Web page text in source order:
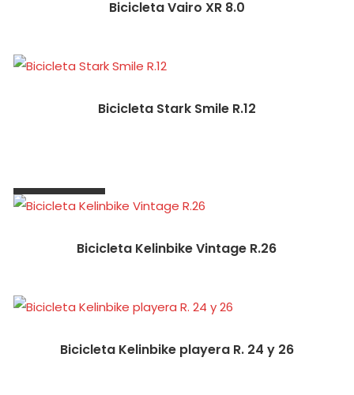
Bicicleta Vairo XR 8.0
Bicicleta Stark Smile R.12
Ver Productos
Bicicleta Kelinbike Vintage R.26
Bicicleta Kelinbike playera R. 24 y 26